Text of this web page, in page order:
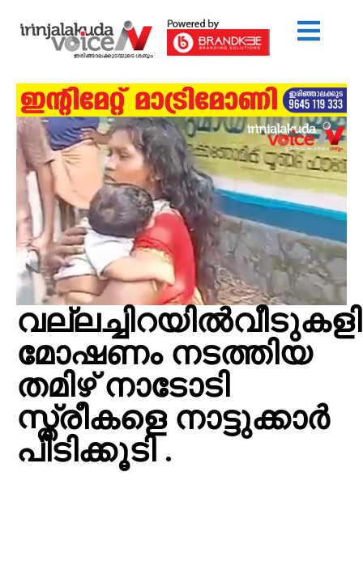
മോഷണം നടത്തിയ
തമിഴ് നാടോടി
സ്ത്രീകളെ നാട്ടുക്കാർ
പിടിക്കൂടി .